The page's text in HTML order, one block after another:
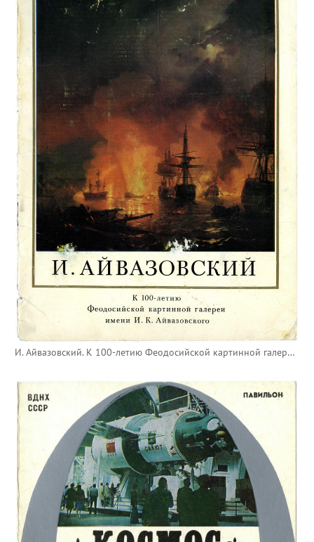
И. Айвазовский. К 100-летию Феодосийской картинной галереи им. И. К. Айвазовского